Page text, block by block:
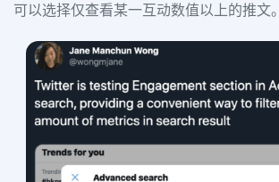
可以选择仅查看某一互动数值以上的推文。